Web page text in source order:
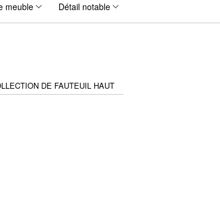
meuble Détail notable
DE FAUTEUIL HAUT